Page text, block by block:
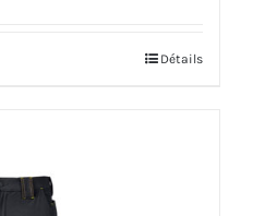
Détails